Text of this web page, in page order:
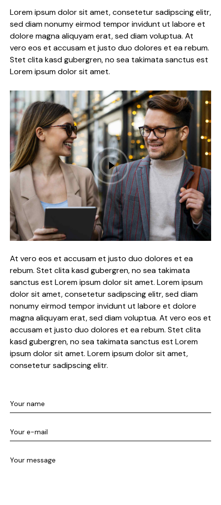
Lorem ipsum dolor sit amet, consetetur sadipscing elitr,
sed diam nonumy eirmod tempor invidunt ut labore et
dolore magna aliquyam erat, sed diam voluptua. At
vero eos et accusam et justo duo dolores et ea rebum.
Stet clita kasd gubergren, no sea takimata sanctus est
Lorem ipsum dolor sit amet.
At vero eos et accusam et justo duo dolores et ea
rebum. Stet clita kasd gubergren, no sea takimata
sanctus est Lorem ipsum dolor sit amet. Lorem ipsum
dolor sit amet, consetetur sadipscing elitr, sed diam
nonumy eirmod tempor invidunt ut labore et dolore
magna aliquyam erat, sed diam voluptua. At vero eos et
accusam et justo duo dolores et ea rebum. Stet clita
kasd gubergren, no sea takimata sanctus est Lorem
ipsum dolor sit amet. Lorem ipsum dolor sit amet,
consetetur sadipscing elitr.